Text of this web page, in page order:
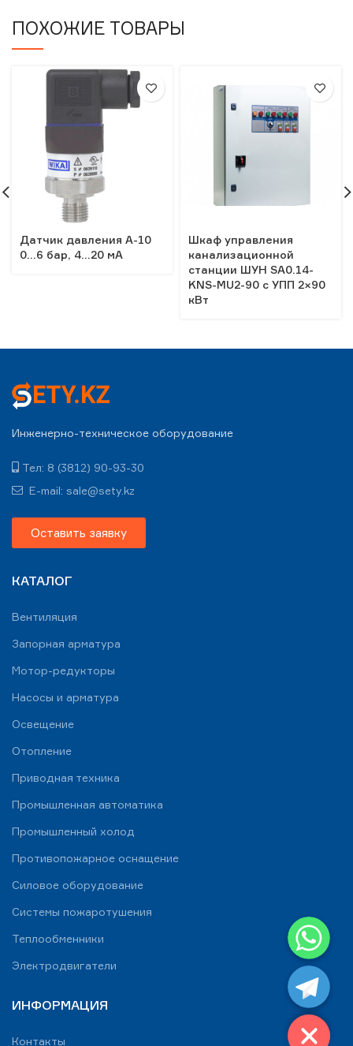
ПОХОЖИЕ ТОВАРЫ
Датчик давления A-10
0…6 бар, 4…20 мА
Шкаф управления
канализационной
станции ШУН SA0.14-
KNS-MU2-90 c УПП 2×90
кВт
Инженерно-техническое оборудование
Тел: 8 (3812) 90-93-30
E-mail: sale@sety.kz
Оставить заявку
КАТАЛОГ
Вентиляция
Запорная арматура
Мотор-редукторы
Насосы и арматура
Освещение
Отопление
Приводная техника
Промышленная автоматика
Промышленный холод
Противопожарное оснащение
Силовое оборудование
Системы пожаротушения
Теплообменники
Электродвигатели
ИНФОРМАЦИЯ
Контакты
WhatsApp
Telegram